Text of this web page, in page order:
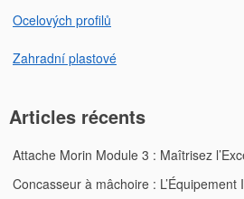
Ocelových profilů
Zahradní plastové
Articles récents
Attache Morin Module 3 : Maîtrisez
Concasseur à mâchoire :